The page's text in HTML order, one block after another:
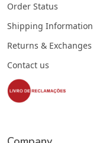
Order Status
Shipping Information
Returns & Exchanges
Contact us